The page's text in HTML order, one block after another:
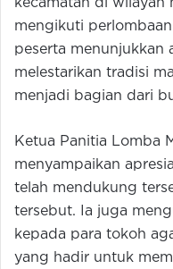
kecamatan di wilayah
mengikuti
peserta menunjukkan
melestarikan tradisi
menjadi bagian dari
Ketua Panitia Lomba
menyampaikan
telah mendukung
tersebut. Ia juga
kepada para tokoh
yang hadir untuk